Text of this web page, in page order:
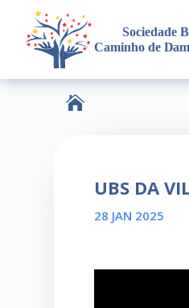

UBS DA
28 JAN 2025